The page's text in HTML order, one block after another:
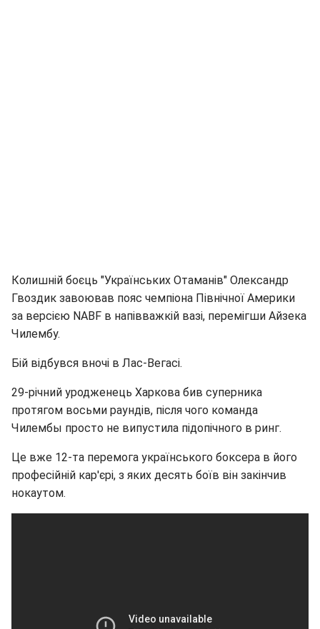
Колишній боєць "Українських Отаманів" Олександр
Гвоздик завоював пояс чемпіона Північної Америки
за версією NABF в напівважкій вазі, перемігши Айзека
Чилембу.
Бій відбувся вночі в Лас-Вегасі.
29-річний уродженець Харкова бив суперника
протягом восьми раундів, після чого команда
Чилембы просто не випустила підопічного в ринг.
Це вже 12-та перемога українського боксера в його
професійній кар'єрі, з яких десять боїв він закінчив
нокаутом.